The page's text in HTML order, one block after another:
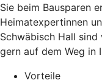
Sie beim Bausparen
Heimatexpertinnen
Schwäbisch Hall
gern auf dem Weg in
Vorteile